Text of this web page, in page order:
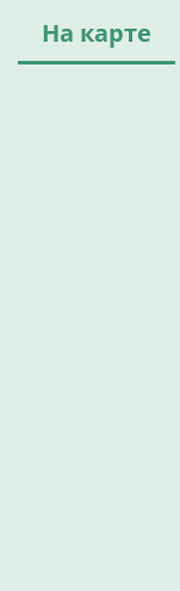
На карте